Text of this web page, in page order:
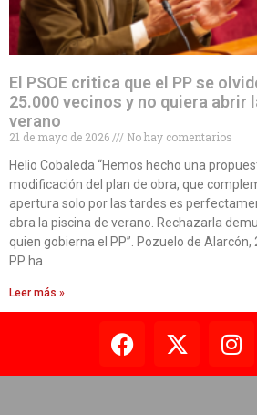
El PSOE critica que el PP se
25.000 vecinos y no quiera abrir
verano
21 de mayo de 2026
No hay comentarios
Helio Cobaleda “Hemos hecho una
modificación del plan de obra, que
apertura solo por las tardes es
abra la piscina de verano. Rechazarla
quien gobierna el PP”. Pozuelo de Alarcón,
PP ha
Leer más »